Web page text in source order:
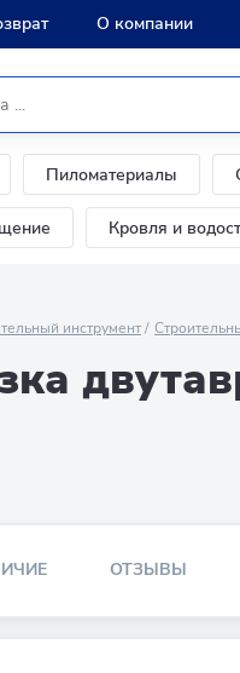
О компании
Пиломатериалы
Кровля и
инструмент
ОТЗЫВЫ